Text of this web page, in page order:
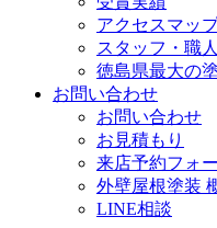
アクセスマッ
スタッフ・職
徳島県最大の
お問い合わせ
お問い合わせ
お見積もり
来店予約フォ
外壁屋根塗装
LINE相談